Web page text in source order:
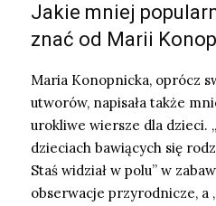
Jakie mniej
znać od Marii
Maria Konopnicka, oprócz
utworów, napisała także
urokliwe wiersze dla dzieci.
dzieciach bawiących się
Staś widział w polu” w
obserwacje przyrodnicze, a